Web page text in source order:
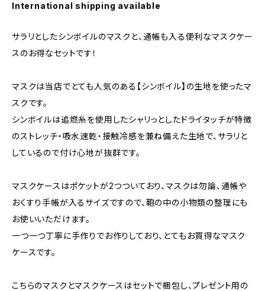
International shipping available
サラリとしたシンボイルのマスクと、通帳も入る便利なマスクケー
スのお得なセットです！
マスクは当店でとても人気のある【シンボイル】の生地を使ったマ
スクです。
シンボイルは追燃糸を使用したシャリっとしたドライタッチが特徴
のストレッチ・吸水速乾・接触冷感を兼ね備えた生地で、サラリと
しているので付け心地が抜群です。
マスクケースはポケットが2つついており、マスクは勿論、通帳や
おくすり手帳が入るサイズですので、鞄の中の小物類の整理にも
お使いいただけます。
一つ一つ丁寧に手作りでお作りしており、とてもお買得なマスク
ケースです。
こちらのマスクとマスクケースはセットで梱包し、プレゼント用の